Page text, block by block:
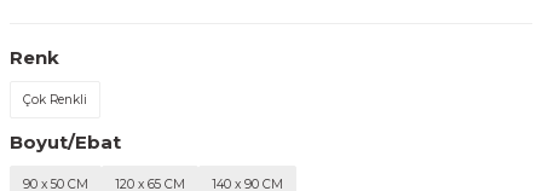
Renk
Çok Renkli
Boyut/Ebat
90 x 50 CM 120 x 65 CM 140 x 90 CM